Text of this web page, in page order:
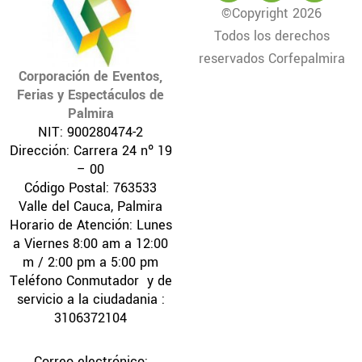
Corporación de Eventos,
Ferias y Espectáculos de
Palmira
NIT: 900280474-2
Dirección: Carrera 24 nº 19
– 00
Código Postal: 763533
Valle del Cauca, Palmira
Horario de Atención: Lunes
a Viernes 8:00 am a 12:00
m / 2:00 pm a 5:00 pm
Teléfono Conmutador y de
servicio a la ciudadania :
3106372104
c
e
b
o
i
t
t
e
s
a
g
©Copyright 2026
Todos los derechos
reservados Corfepalmira